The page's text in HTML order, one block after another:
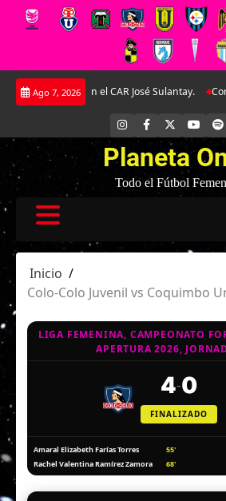
Saltar
Ago 7, 2026
amistoso en el CAR José Sulantay.
INSTAGRAM
FACEBOOK
Planeta
Todo el Fútbol
Inicio
Colo-Colo Juvenil vs Coquimbo
LIGA FEMENINA, CAMPEONATO
APERTURA 2026,
4-0
FINALIZADO
Amaral Elizabeth Farías Torres
55'
Rachel Valentina Ramírez Zamora
68'